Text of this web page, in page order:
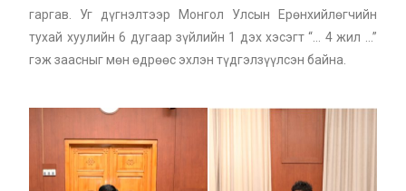
гаргав. Уг дүгнэлтээр Монгол Улсын Ерөнхийлөгчийн
тухай хуулийн 6 дугаар зүйлийн 1 дэх хэсэгт “… 4 жил …”
гэж заасныг мөн өдрөөс эхлэн түдгэлзүүлсэн байна.